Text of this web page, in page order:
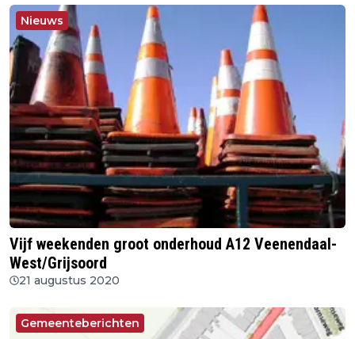
Nieuws
Vijf weekenden groot onderhoud A12 Veenendaal-
West/Grijsoord
21 augustus 2020
Gemeenteberichten